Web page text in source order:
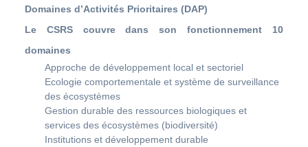
Domaines d’Activités Prioritaires (DAP)
Le CSRS couvre dans son fonctionnement 10
domaines
Approche de développement local et sectoriel
Ecologie comportementale et système de surveillance
des écosystèmes
Gestion durable des ressources biologiques et
services des écosystèmes (biodiversité)
Institutions et développement durable